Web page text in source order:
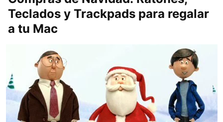
Teclados y Trackpads para regalar
a tu Mac